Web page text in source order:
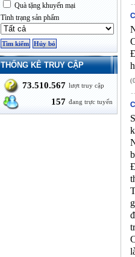
Quà tặng khuyến mại
Tình trạng sản phẩm
THỐNG KÊ TRUY CẬP
73.510.567 lượt truy cập
157 đang trực tuyến